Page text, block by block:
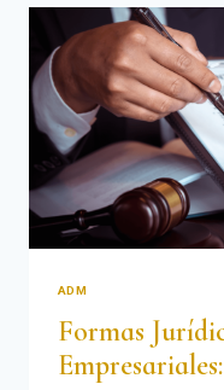
ADM
Formas
Empresariales: